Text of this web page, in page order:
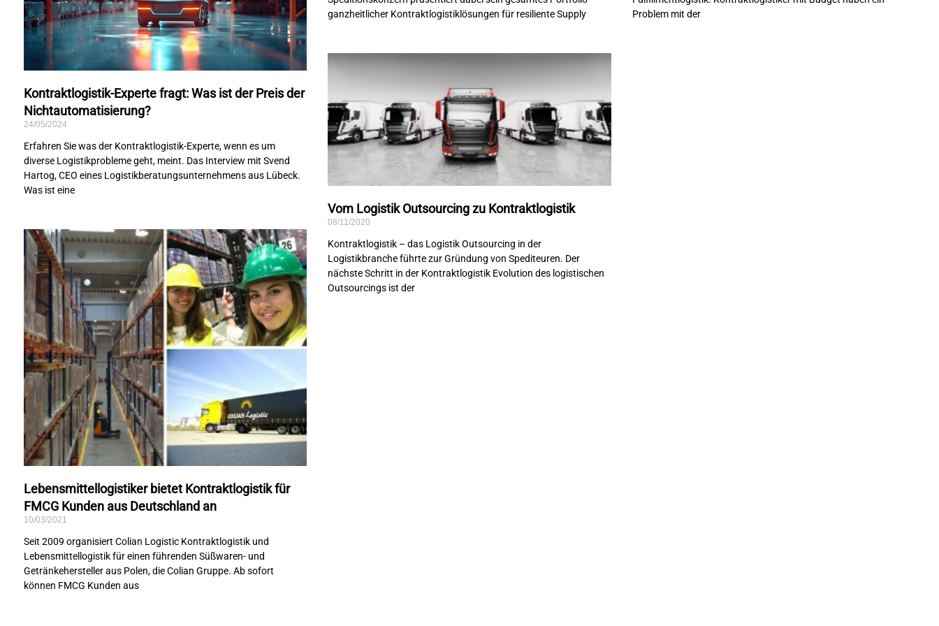
Kontraktlogistik-Experte fragt: Was ist der Preis der
Nichtautomatisierung?
24/05/2024
Erfahren Sie was der Kontraktlogistik-Experte, wenn es um
diverse Logistikprobleme geht, meint. Das Interview mit Svend
Hartog, CEO eines Logistikberatungsunternehmens aus Lübeck.
Was ist eine
ganzheitlicher Kontraktlogistiklösungen für resiliente Supply
Problem mit der
Lebensmittellogistiker bietet Kontraktlogistik für
FMCG Kunden aus Deutschland an
10/03/2021
Seit 2009 organisiert Colian Logistic Kontraktlogistik und
Lebensmittellogistik für einen führenden Süßwaren- und
Getränkehersteller aus Polen, die Colian Gruppe. Ab sofort
können FMCG Kunden aus
Vom Logistik Outsourcing zu Kontraktlogistik
08/11/2020
Kontraktlogistik – das Logistik Outsourcing in der
Logistikbranche führte zur Gründung von Spediteuren. Der
nächste Schritt in der Kontraktlogistik Evolution des logistischen
Outsourcings ist der